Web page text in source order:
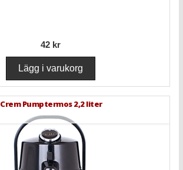
42 kr
Crem Pumptermos 2,2 liter